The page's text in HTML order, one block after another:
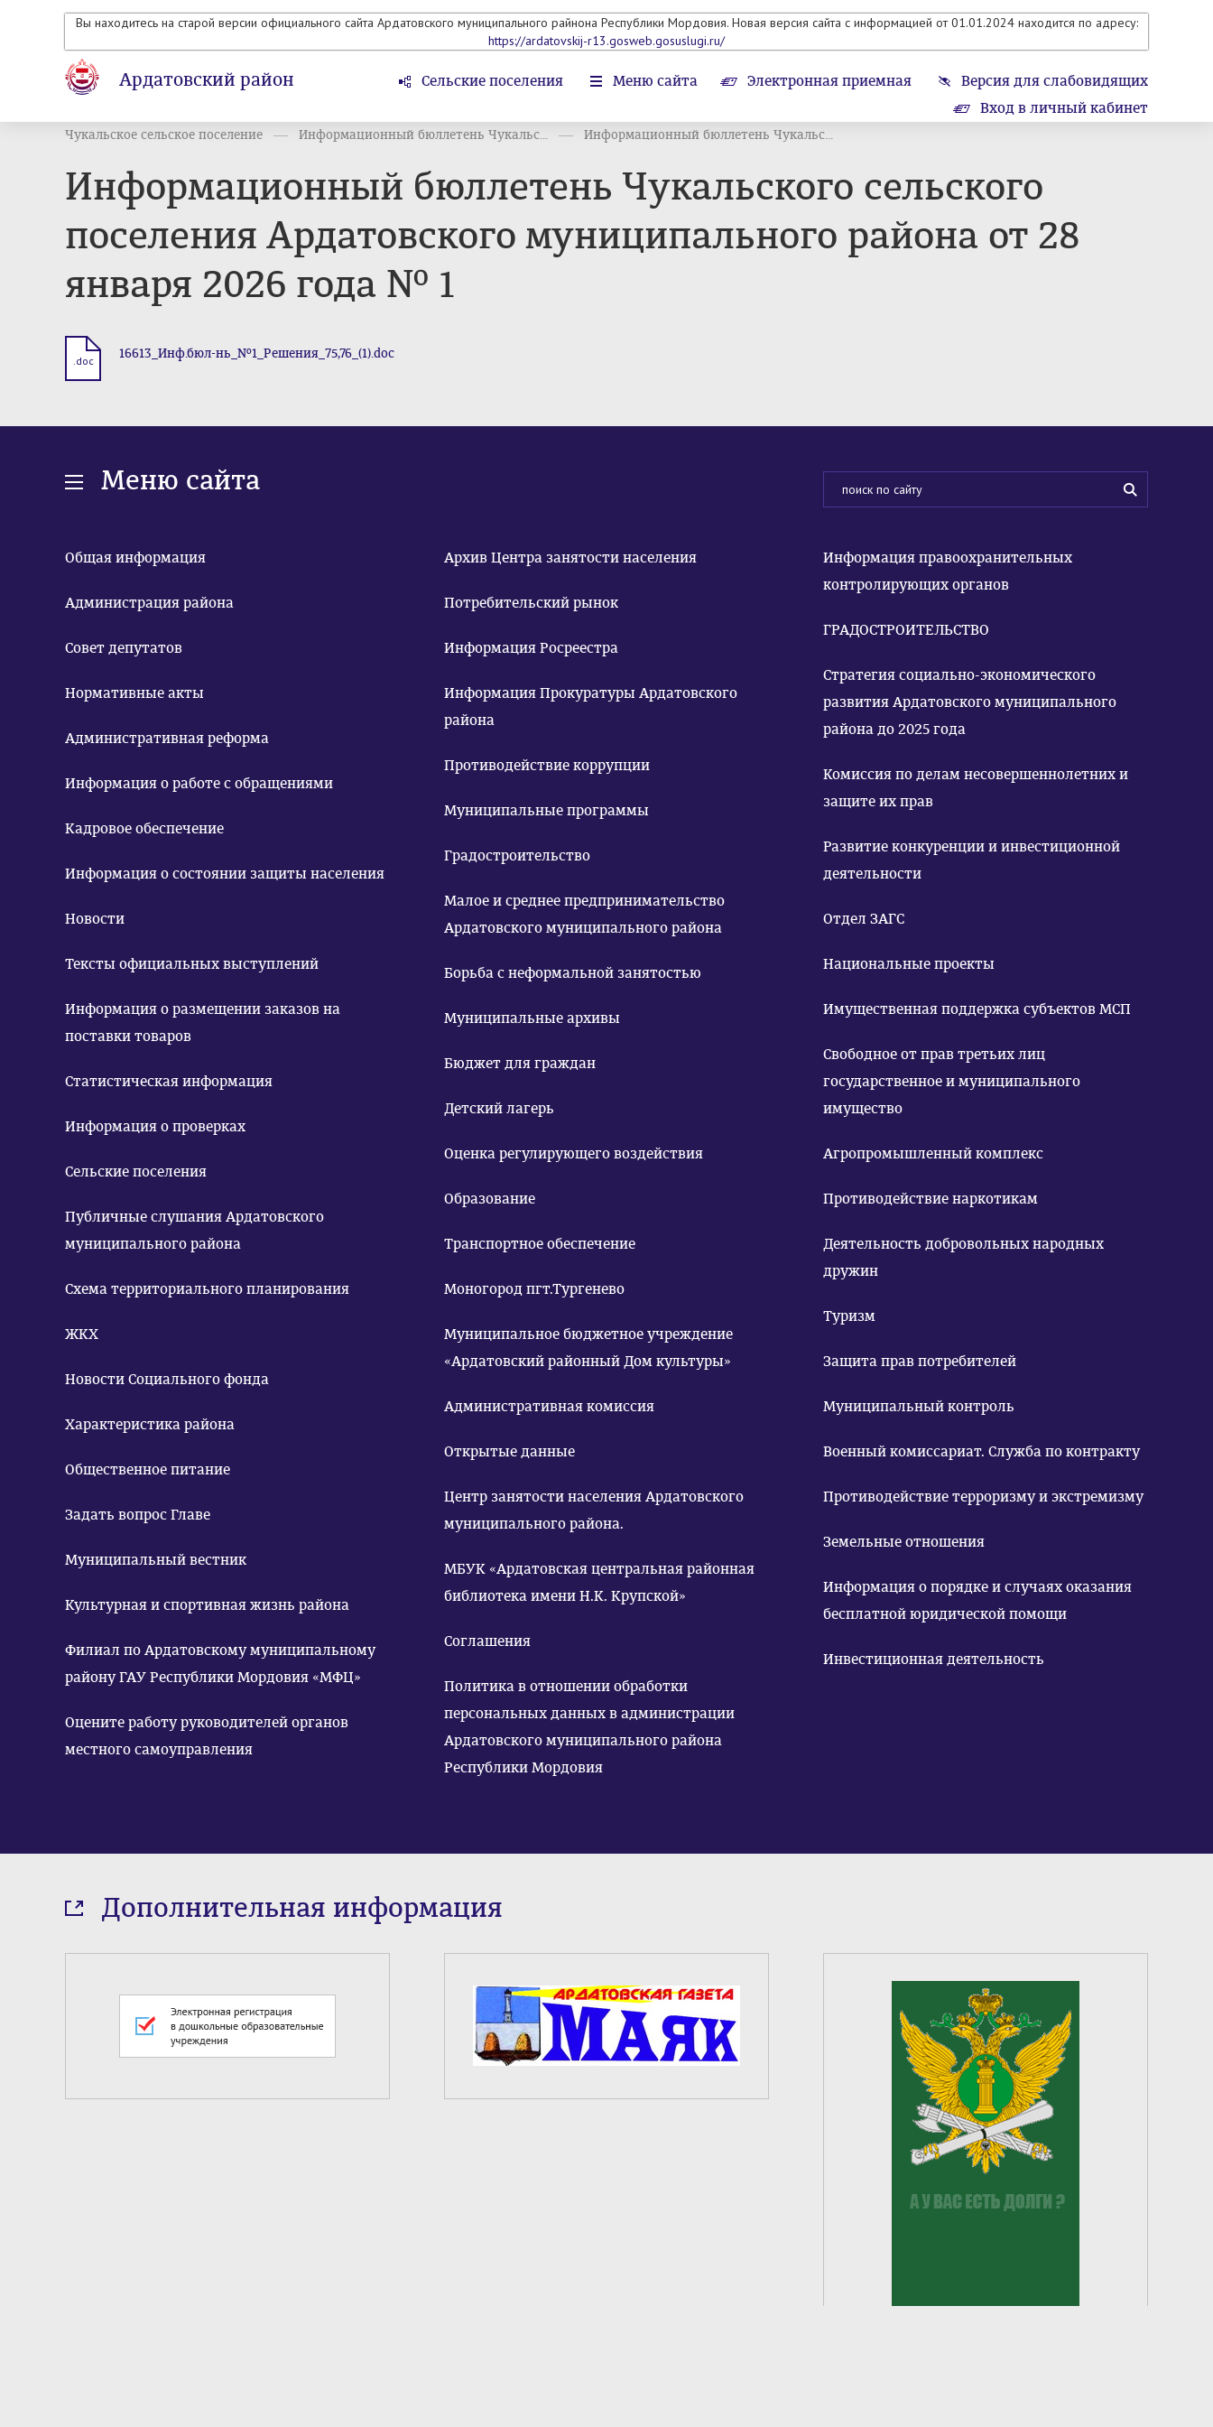
Вы находитесь на старой версии официального сайта Ардатовского муниципального райнона Республики Мордовия. Новая версия сайта с информацией от 01.01.2024 находится по адресу:
https://ardatovskij-r13.gosweb.gosuslugi.ru/
Ардатовский район Сельские поселения Меню сайта Электронная приемная
Версия для слабовидящих
Вход в личный кабинет
Чукальское сельское поселение Информационный бюллетень Чукальс... Информационный бюллетень Чукальс...
Информационный бюллетень Чукальского сельского
поселения Ардатовского муниципального района от 28
января 2026 года № 1
.doc 16613_Инф.бюл-нь_№1_Решения_75,76_(1).doc
Меню сайта
Общая информация
Администрация района
Совет депутатов
Нормативные акты
Административная реформа
Информация о работе с обращениями
Кадровое обеспечение
Информация о состоянии защиты населения
Новости
Тексты официальных выступлений
Информация о размещении заказов на
поставки товаров
Статистическая информация
Информация о проверках
Сельские поселения
Публичные слушания Ардатовского
муниципального района
Схема территориального планирования
ЖКХ
Новости Социального фонда
Характеристика района
Общественное питание
Задать вопрос Главе
Муниципальный вестник
Культурная и спортивная жизнь района
Филиал по Ардатовскому муниципальному
району ГАУ Республики Мордовия «МФЦ»
Оцените работу руководителей органов
местного самоуправления
Архив Центра занятости населения
Потребительский рынок
Информация Росреестра
Информация Прокуратуры Ардатовского
района
Противодействие коррупции
Муниципальные программы
Градостроительство
Малое и среднее предпринимательство
Ардатовского муниципального района
Борьба с неформальной занятостью
Муниципальные архивы
Бюджет для граждан
Детский лагерь
Оценка регулирующего воздействия
Образование
Транспортное обеспечение
Моногород пгт.Тургенево
Муниципальное бюджетное учреждение
«Ардатовский районный Дом культуры»
Административная комиссия
Открытые данные
Центр занятости населения Ардатовского
муниципального района.
МБУК «Ардатовская центральная районная
библиотека имени Н.К. Крупской»
Соглашения
Политика в отношении обработки
персональных данных в администрации
Ардатовского муниципального района
Республики Мордовия
Информация правоохранительных
контролирующих органов
ГРАДОСТРОИТЕЛЬСТВО
Стратегия социально-экономического
развития Ардатовского муниципального
района до 2025 года
Комиссия по делам несовершеннолетних и
защите их прав
Развитие конкуренции и инвестиционной
деятельности
Отдел ЗАГС
Национальные проекты
Имущественная поддержка субъектов МСП
Свободное от прав третьих лиц
государственное и муниципального
имущество
Агропромышленный комплекс
Противодействие наркотикам
Деятельность добровольных народных
дружин
Туризм
Защита прав потребителей
Муниципальный контроль
Военный комиссариат. Служба по контракту
Противодействие терроризму и экстремизму
Земельные отношения
Информация о порядке и случаях оказания
бесплатной юридической помощи
Инвестиционная деятельность
Дополнительная информация